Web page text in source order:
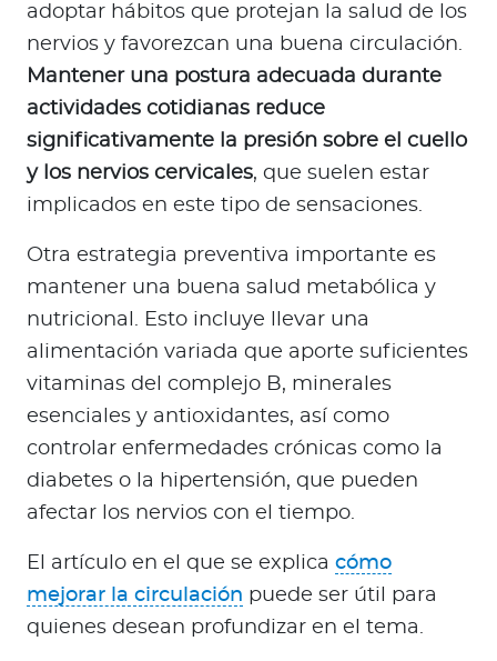
adoptar hábitos que protejan la salud de los
nervios y favorezcan una buena circulación.
Mantener una postura adecuada durante
actividades cotidianas reduce
significativamente la presión sobre el cuello
y los nervios cervicales, que suelen estar
implicados en este tipo de sensaciones.
Otra estrategia preventiva importante es
mantener una buena salud metabólica y
nutricional. Esto incluye llevar una
alimentación variada que aporte suficientes
vitaminas del complejo B, minerales
esenciales y antioxidantes, así como
controlar enfermedades crónicas como la
diabetes o la hipertensión, que pueden
afectar los nervios con el tiempo.
El artículo en el que se explica cómo
mejorar la circulación puede ser útil para
quienes desean profundizar en el tema.